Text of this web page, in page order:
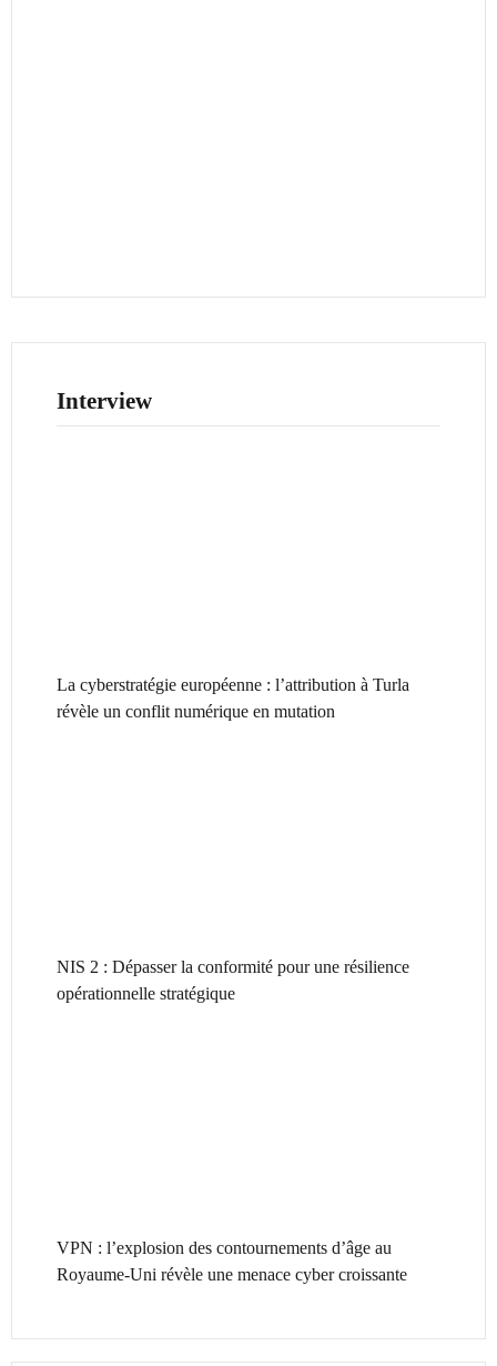
Interview
La cyberstratégie européenne : l’attribution à Turla
révèle un conflit numérique en mutation
NIS 2 : Dépasser la conformité pour une résilience
opérationnelle stratégique
VPN : l’explosion des contournements d’âge au
Royaume-Uni révèle une menace cyber croissante